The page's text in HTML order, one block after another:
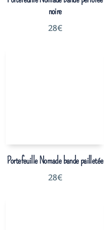
noire
28€
Portefeuille Nomade bande pailletée
28€